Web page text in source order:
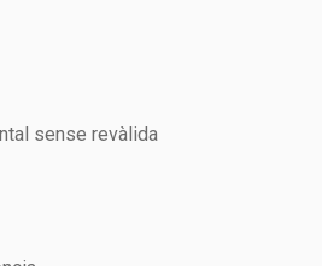
sense revàlida